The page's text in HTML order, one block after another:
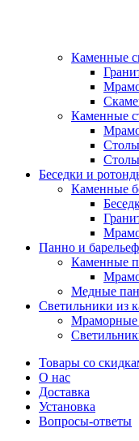
Каменные
Каменные
Столы
Столы
Беседки и
Каменные
Панно и
Каменные
Медные
Светильники из
Мраморные
Товары со
О нас
Доставка
Установка
Вопросы-ответы